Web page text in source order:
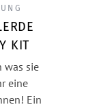
KIT
was sie
eine
Ein